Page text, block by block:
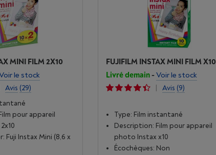
MINI FILM 2X10
le stock
Avis (29)
pour appareil
Fuji Instax Mini (8,6 x
FUJIFILM INSTAX MINI FILM X10
Livré demain-Voir le stock
Avis (9)
Type: Film instantané
Description: Film pour appareil
photo Instax x10
Écochèques: Non